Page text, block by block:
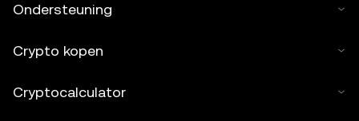
Ondersteuning
Crypto kopen
Cryptocalculator